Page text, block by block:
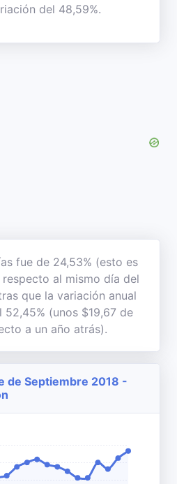
del 48,59%.
fue de 24,53% (esto es
al mismo día del
que la variación anual
(unos $19,67 de
a un año atrás).
de Septiembre 2018 -